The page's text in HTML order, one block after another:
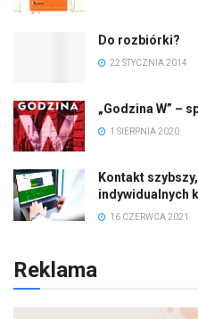
Do rozbiórki?
22 STYCZNIA 2014
„Godzina W” –
1 SIERPNIA 2020
Kontakt
indywidualnych
16 CZERWCA 2021
Reklama